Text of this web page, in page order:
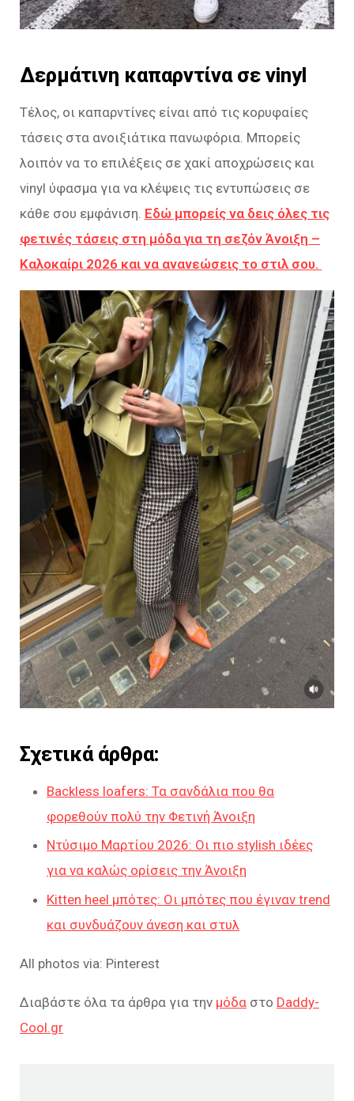
Δερμάτινη καπαρντίνα σε vinyl
Τέλος, οι καπαρντίνες είναι από τις κορυφαίες
τάσεις στα ανοιξιάτικα πανωφόρια. Μπορείς
λοιπόν να το επιλέξεις σε χακί αποχρώσεις και
vinyl ύφασμα για να κλέψεις τις εντυπώσεις σε
κάθε σου εμφάνιση. Εδώ μπορείς να δεις όλες τις
φετινές τάσεις στη μόδα για τη σεζόν Άνοιξη –
Καλοκαίρι 2026 και να ανανεώσεις το στιλ σου.
Σχετικά άρθρα:
Backless loafers: Τα σανδάλια που θα
φορεθούν πολύ την Φετινή Άνοιξη
Ντύσιμο Μαρτίου 2026: Οι πιο stylish ιδέες
για να καλώς ορίσεις την Άνοιξη
Kitten heel μπότες: Οι μπότες που έγιναν trend
και συνδυάζουν άνεση και στυλ
All photos via: Pinterest
Διαβάστε όλα τα άρθρα για την μόδα στο Daddy-
Cool.gr